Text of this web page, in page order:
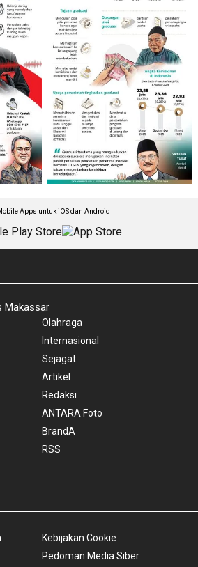
Apps untuk iOS dan Android
Makassar
Olahraga
Internasional
Sejagat
Artikel
Redaksi
ANTARA Foto
BrandA
RSS
Kebijakan Cookie
Pedoman Media Siber